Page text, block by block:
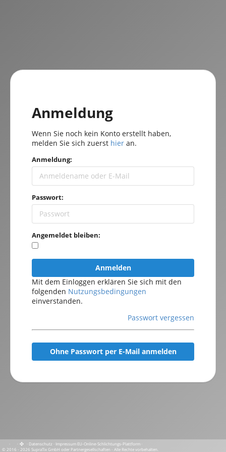
Anmeldung
Wenn Sie noch kein Konto erstellt haben,
melden Sie sich zuerst hier an.
Anmeldung:
Passwort:
Angemeldet bleiben:
Anmelden
Mit dem Einloggen erklären Sie sich mit den
folgenden Nutzungsbedingungen
einverstanden.
Passwort vergessen
Ohne Passwort per E-Mail anmelden
Datenschutz Impressum EU-Online-Schlichtungs-Plattform
© 2016 - 2026 SupraTix GmbH oder Partnergesellschaften - Alle Rechte vorbehalten.